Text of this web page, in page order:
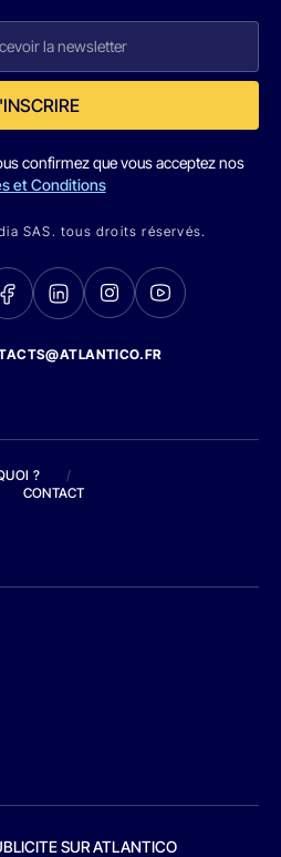
confirmez que vous acceptez nos
et Conditions
SAS. tous droits réservés.
?
/
CONTACT
SUR ATLANTICO